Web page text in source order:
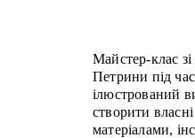
Майстер-клас
Петрини під
ілюстрований
створити
матеріалами,
матеріали –
бажанням